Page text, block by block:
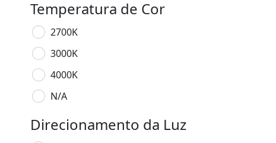
Temperatura de Cor
2700K
3000K
4000K
N/A
Direcionamento da Luz